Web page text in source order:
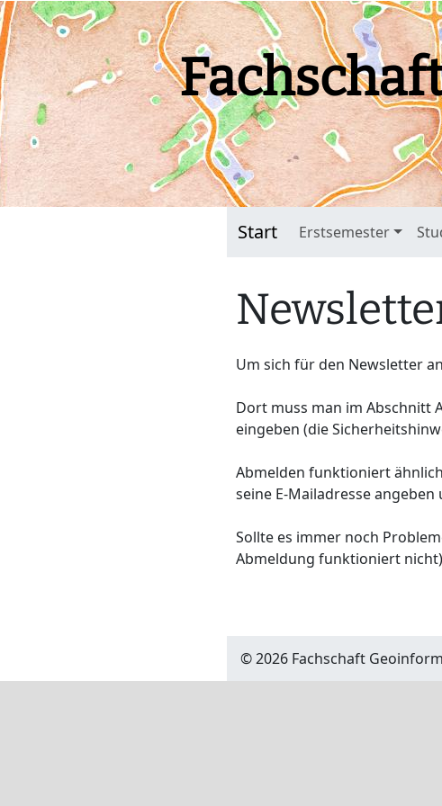
Start Erstsemester
Um sich für den Newsletter
Dort muss man im Abschnitt
eingeben (die
Abmelden funktioniert
seine E-Mailadresse
Sollte es immer noch
Abmeldung funktioniert
©2026 Fachschaft